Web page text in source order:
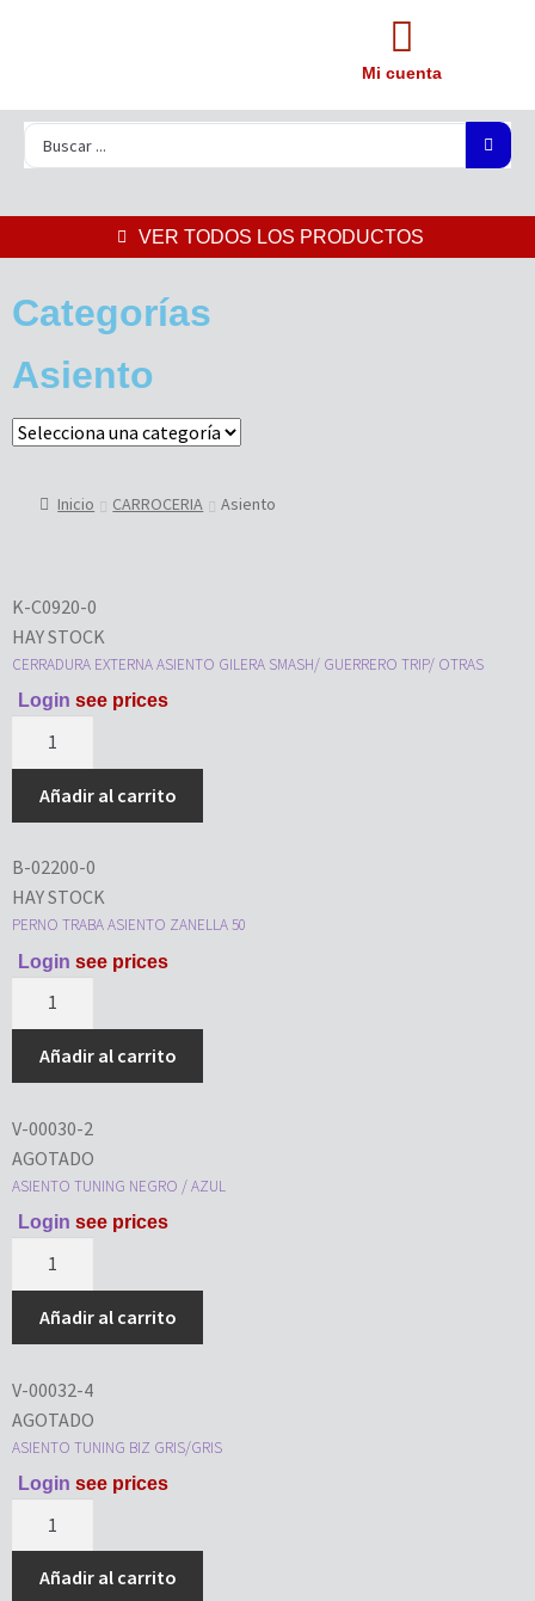
Mi cuenta
VER TODOS LOS PRODUCTOS
Categorías
Asiento
Inicio CARROCERIA Asiento
K-C0920-0
HAY STOCK
CERRADURA EXTERNA ASIENTO GILERA SMASH/ GUERRERO TRIP/ OTRAS
Login see prices
Añadir al carrito
B-02200-0
HAY STOCK
PERNO TRABA ASIENTO ZANELLA 50
Login see prices
Añadir al carrito
V-00030-2
AGOTADO
ASIENTO TUNING NEGRO / AZUL
Login see prices
Añadir al carrito
V-00032-4
AGOTADO
ASIENTO TUNING BIZ GRIS/GRIS
Login see prices
Añadir al carrito